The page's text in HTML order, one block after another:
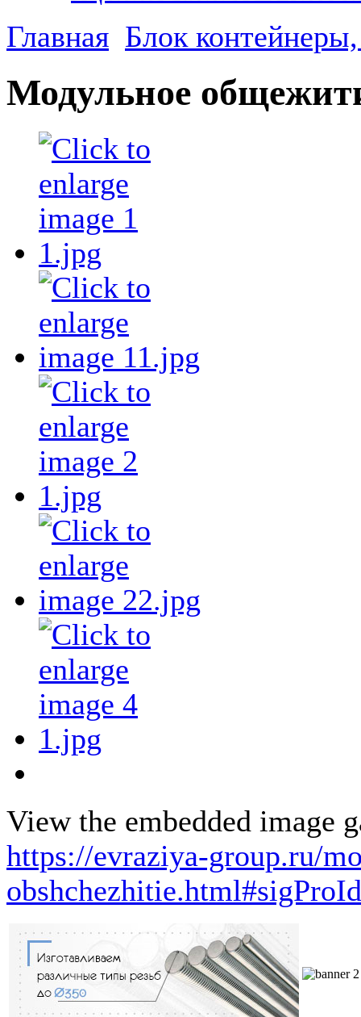
Главная Блок
Модульное
View the embedded image
https://evraziya-group.ru/